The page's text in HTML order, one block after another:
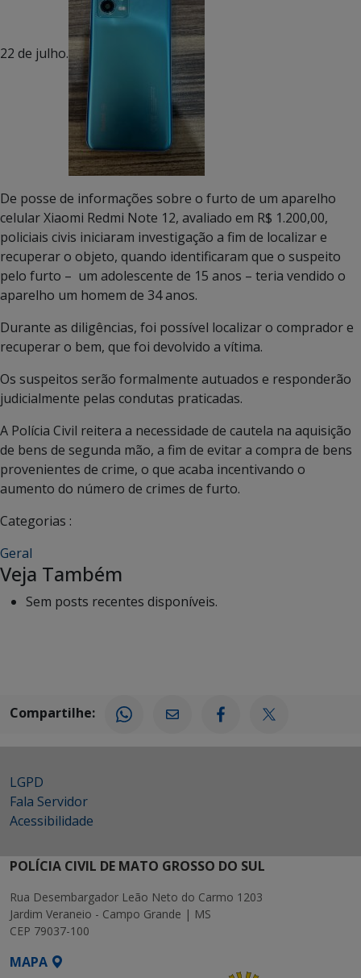
22 de julho.
De posse de informações sobre o furto de um aparelho
celular Xiaomi Redmi Note 12, avaliado em R$ 1.200,00,
policiais civis iniciaram investigação a fim de localizar e
recuperar o objeto, quando identificaram que o suspeito
pelo furto – um adolescente de 15 anos – teria vendido o
aparelho um homem de 34 anos.
Durante as diligências, foi possível localizar o comprador e
recuperar o bem, que foi devolvido a vítima.
Os suspeitos serão formalmente autuados e responderão
judicialmente pelas condutas praticadas.
A Polícia Civil reitera a necessidade de cautela na aquisição
de bens de segunda mão, a fim de evitar a compra de bens
provenientes de crime, o que acaba incentivando o
aumento do número de crimes de furto.
Categorias :
Geral
Veja Também
Sem posts recentes disponíveis.
Compartilhe:
LGPD
Fala Servidor
Acessibilidade
POLÍCIA CIVIL DE MATO GROSSO DO SUL
Rua Desembargador Leão Neto do Carmo 1203
Jardim Veraneio - Campo Grande | MS
CEP 79037-100
MAPA